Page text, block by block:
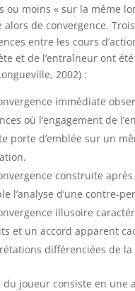
ou moins « sur la même
alors de convergence.
entre les cours
et de l’entraîneur ont
2002) :
immédiate
où l’engagement de
porte d’emblée sur un
construite
l’analyse d’une contre-
illusoire
et un accord apparent
différenciées de
du joueur consiste en une